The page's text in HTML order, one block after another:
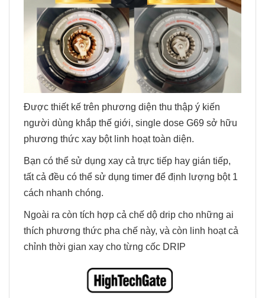
Được thiết kế trên phương diện thu thập ý kiến
người dùng khắp thế giới, single dose G69 sở hữu
phương thức xay bột linh hoạt toàn diện.
Bạn có thể sử dụng xay cả trực tiếp hay gián tiếp,
tất cả đều có thể sử dụng timer để định lượng bột 1
cách nhanh chóng.
Ngoài ra còn tích hợp cả chế dộ drip cho những ai
thích phương thức pha chế này, và còn linh hoạt cả
chỉnh thời gian xay cho từng cốc DRIP